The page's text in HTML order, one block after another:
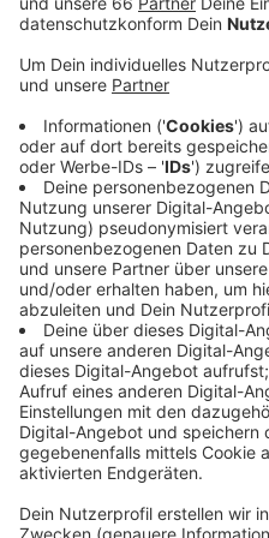
haben. Laut Urteil war er
Pädophilen-Netzwerks.
hatte bei Instagram
gesucht. In 19 Fällen
Nacktfotos an ihn zu
Veröffentlicht: Dienstag,
Anzeige
Die kinderpornografischen
einem Pädophilen-
der Mann ein lückenloses
ersparte er den Opfern
Gericht wertete dies
Jahren und drei Monaten
Jahre beantragt hatte.